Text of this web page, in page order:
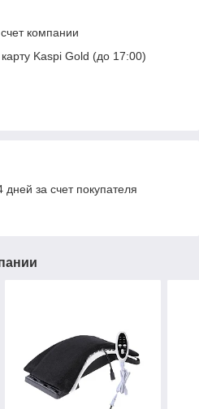
компании
Kaspi Gold (до 17:00)
дней за счет покупателя